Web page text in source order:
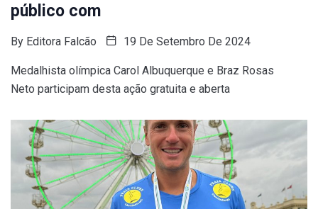
público com
By Editora Falcão 19 De Setembro De 2024
Medalhista olímpica Carol Albuquerque e Braz Rosas
Neto participam desta ação gratuita e aberta